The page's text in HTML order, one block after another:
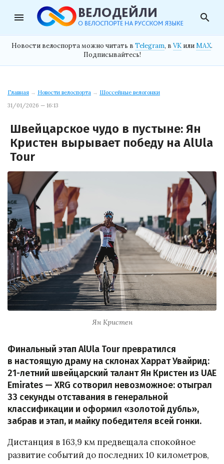
menu search
Новости велоспорта можно читать в Telegram, в VK илиMAX.
Подписывайтесь!
Главная → Новости велоспорта → Шоссейные велогонки
31/01/2026 — 16:13
Швейцарское чудо в пустыне: Ян
Кристен вырывает победу на AlUla
Tour
Ян Кристен
Финальный этап AlUla Tour превратился
в настоящую драму на склонах Харрат Увайрид:
21-летний швейцарский талант Ян Кристен из UAE
Emirates — XRG сотворил невозможное: отыграл
33 секунды отставания в генеральной
классификации и оформил «золотой дубль»,
забрав и этап, и майку победителя всей гонки.
Дистанция в 163,9 км предвещала спокойное
развитие событий до последних 10 километров,